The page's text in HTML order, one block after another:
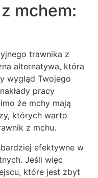
mchem:
trawnika z
alternatywa, która
wygląd Twojego
pracy
że mchy mają
których warto
z mchu.
efektywne w
Jeśli więc
które jest zbyt